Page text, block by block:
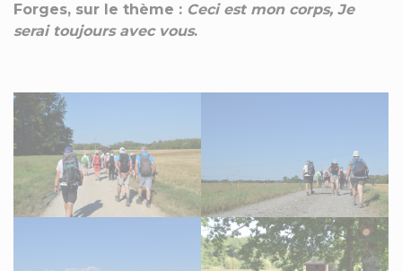
Forges, sur le thème : Ceci est mon corps, Je
serai toujours avec vous.